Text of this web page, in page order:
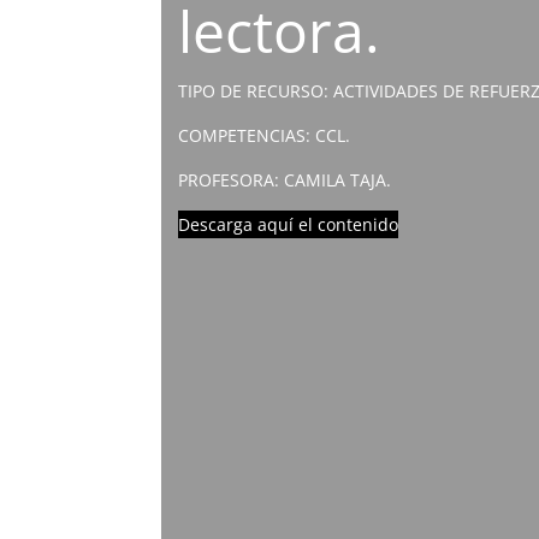
lectora.
TIPO DE RECURSO: ACTIVIDADES DE
COMPETENCIAS: CCL.
PROFESORA: CAMILA TAJA.
Descarga aquí el contenido